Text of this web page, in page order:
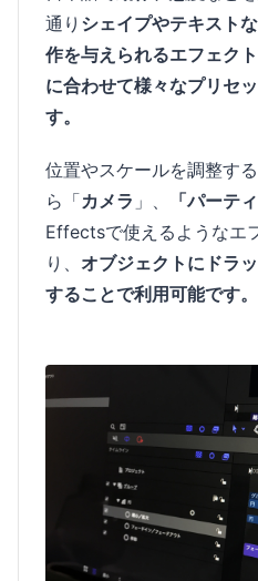
通り シェイプやテキスト
作を与えられるエフェク
に合わせて様々なプリセ
す。
位置やスケールを調整す
ら「カメラ 」、 「パーテ
Effectsで使えるようなエ
り、 オブジェクトにドラ
することで利用可能です。